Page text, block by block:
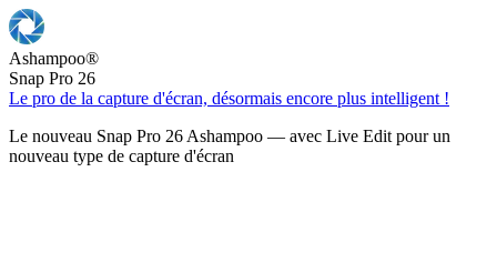
Ashampoo®
Snap Pro 26
Le pro de la capture d'écran, désormais encore plus intelligent !
Le nouveau Snap Pro 26 Ashampoo — avec Live Edit pour un
nouveau type de capture d'écran